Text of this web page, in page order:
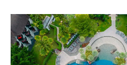
TERRAIN
EN
FRICHE
EN
PELOUSE